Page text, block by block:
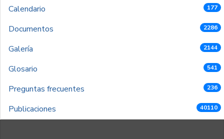
Calendario
177
Documentos 2286
Galería 2144
Glosario 541
Preguntas frecuentes 236
Publicaciones 40110